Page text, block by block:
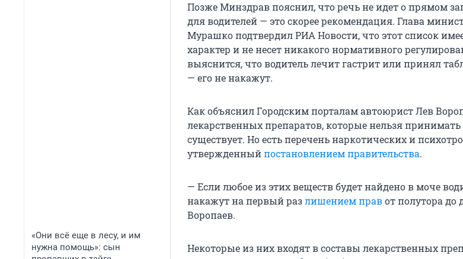
«Они всё еще в лесу, и им
нужна помощь»: сын
Позже Минздрав пояснил, что речь не идет о прямом
для водителей — это скорее рекомендация. Глава
Мурашко подтвердил РИА Новости, что этот список
характер и не несет никакого нормативного
выяснится, что водитель лечит гастрит или принял
— его не накажут.
Как объяснил Городским порталам автоюрист Лев
лекарственных препаратов, которые нельзя принимать
существует. Но есть перечень наркотических и
утвержденныйпостановлением правительства.
— Если любое из этих веществ будет найдено в моче
накажут на первый разлишением правот полутора до
Воропаев.
Некоторые из них входят в составы лекарственных